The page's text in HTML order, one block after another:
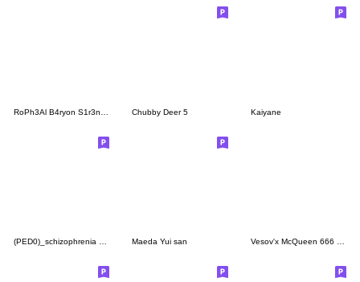
Chubby Deer 5 Kaiyane
Maeda Yui san